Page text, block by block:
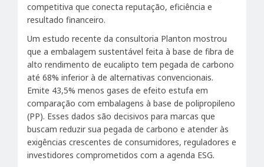
competitiva que conecta reputação, eficiência e
resultado financeiro.
Um estudo recente da consultoria Planton mostrou
que a embalagem sustentável feita à base de fibra de
alto rendimento de eucalipto tem pegada de carbono
até 68% inferior à de alternativas convencionais.
Emite 43,5% menos gases de efeito estufa em
comparação com embalagens à base de polipropileno
(PP). Esses dados são decisivos para marcas que
buscam reduzir sua pegada de carbono e atender às
exigências crescentes de consumidores, reguladores e
investidores comprometidos com a agenda ESG.